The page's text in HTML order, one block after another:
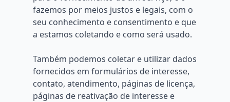
fazemos por meios justos e legais, com o
seu conhecimento e consentimento e que
a estamos coletando e como será usado.
Também podemos coletar e utilizar dados
fornecidos em formulários de interesse,
contato, atendimento, páginas de licença,
páginas de reativação de interesse e